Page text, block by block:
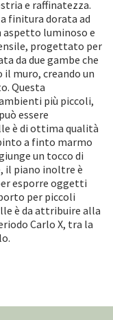
e raffinatezza.
finitura dorata ad
aspetto luminoso e
progettato per
da due gambe che
muro, creando un
Questa
più piccoli,
essere
è di ottima qualità
a finto marmo
un tocco di
il piano inoltre è
esporre oggetti
per piccoli
è da attribuire alla
Carlo X, tra la